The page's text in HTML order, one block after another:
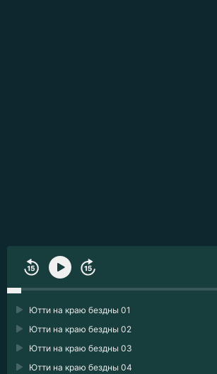
Ютти на краю бездны 01
Ютти на краю бездны 02
Ютти на краю бездны 03
Ютти на краю бездны 04